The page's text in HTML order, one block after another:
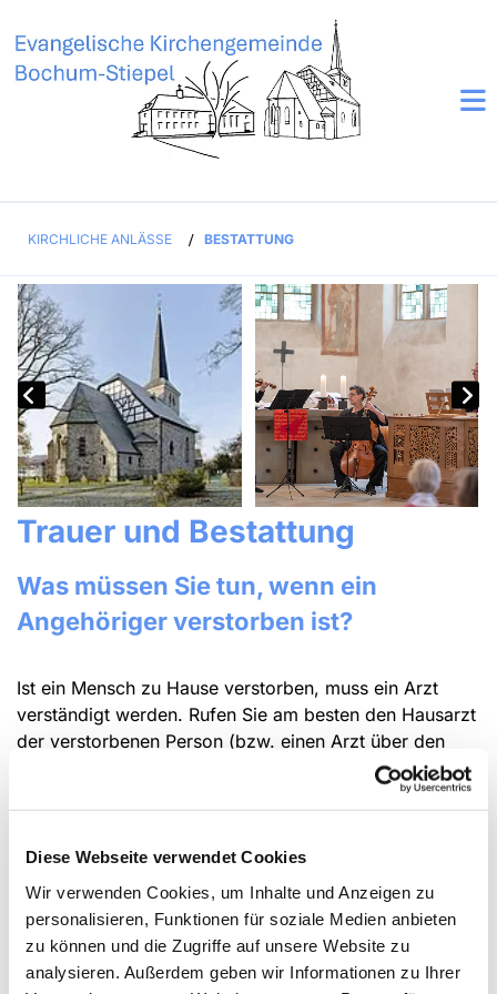
Diese Webseite verwendet Cookies
Wir verwenden Cookies, um Inhalte und Anzeigen zu
personalisieren, Funktionen für soziale Medien anbieten
zu können und die Zugriffe auf unsere Website zu
analysieren. Außerdem geben wir Informationen zu Ihrer
KIRCHLICHE ANLÄSSE / BESTATTUNG
Trauer und Bestattung
Was müssen Sie tun, wenn ein
Angehöriger verstorben ist?
Ist ein Mensch zu Hause verstorben, muss ein Arzt
verständigt werden. Rufen Sie am besten den Hausarzt
der verstorbenen Person (bzw. einen Arzt über den
ärztlichen Notdienst 116117 oder über den Notruf 112)
an. Der Arzt / die Ärztin stellt den Totenschein aus.
übernimmt die Organisation der Bestattung und bietet
Unterstützung finden